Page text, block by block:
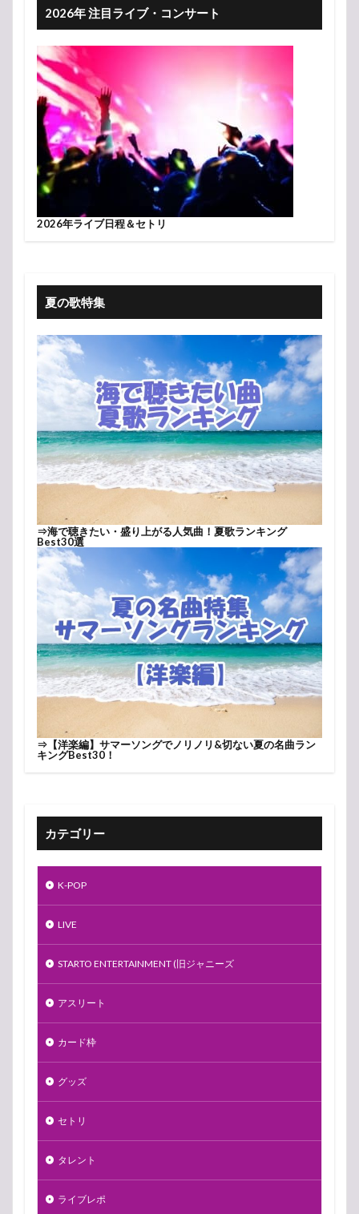
2026年 注目ライブ・コンサート
2026年ライブ日程＆セトリ
夏の歌特集
⇒海で聴きたい・盛り上がる人気曲！夏歌ランキング
Best30選
⇒ 【洋楽編】サマーソングでノリノリ&切ない夏の名曲ラン
キングBest30！
カテゴリー
K-POP
LIVE
STARTO ENTERTAINMENT (旧ジャニーズ
アスリート
カード枠
グッズ
セトリ
タレント
ライブレポ